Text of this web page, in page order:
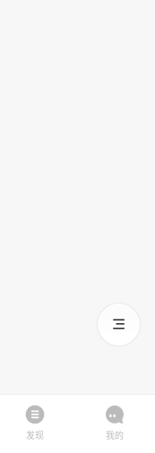
发现 我的